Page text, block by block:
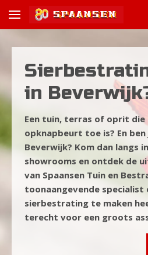
in
Een tuin, terras of oprit die
opknapbeurt toe is? En
Beverwijk? Kom dan langs
showrooms en ontdek de
van Spaansen Tuin en
toonaangevende specialist
sierbestrating te maken
terecht voor een groots